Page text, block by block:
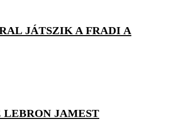
JÁTSZIK A FRADI A
JAMEST